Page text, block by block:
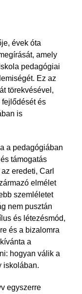
évek óta
amely
pedagógiai
Ez az
törekvésével,
fejlődését és
is
a pedagógiában
támogatás
eredeti, Carl
elmélet
szemléletet
nem pusztán
és létezésmód,
és a bizalomra
a
hogyan válik a
iskolában.
egyszerre